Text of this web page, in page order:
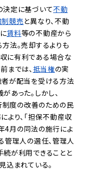
決定に基づいて不動
制競売と異なり、不動
賃料等の不動産から
法。売却するよりも
に有利である場合な
までは、抵当権の実
者が配当を受ける方法
あった。しかし、
制度の改善のための民
より、「担保不動産収
4月の同法の施行によ
管理人の選任、管理人
が利用できることと
込まれている。